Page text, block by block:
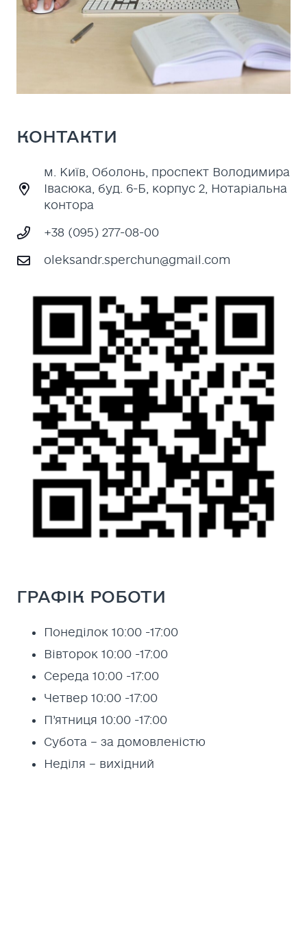
КОНТАКТИ
м. Київ, Оболонь, проспект Володимира
Івасюка, буд. 6-Б, корпус 2, Нотаріальна
контора
+38 (095) 277-08-00
oleksandr.sperchun@gmail.com
ГРАФІК РОБОТИ
Понеділок 10:00 -17:00
Вівторок 10:00 -17:00
Середа 10:00 -17:00
Четвер 10:00 -17:00
П’ятниця 10:00 -17:00
Субота – за домовленістю
Неділя – вихідний